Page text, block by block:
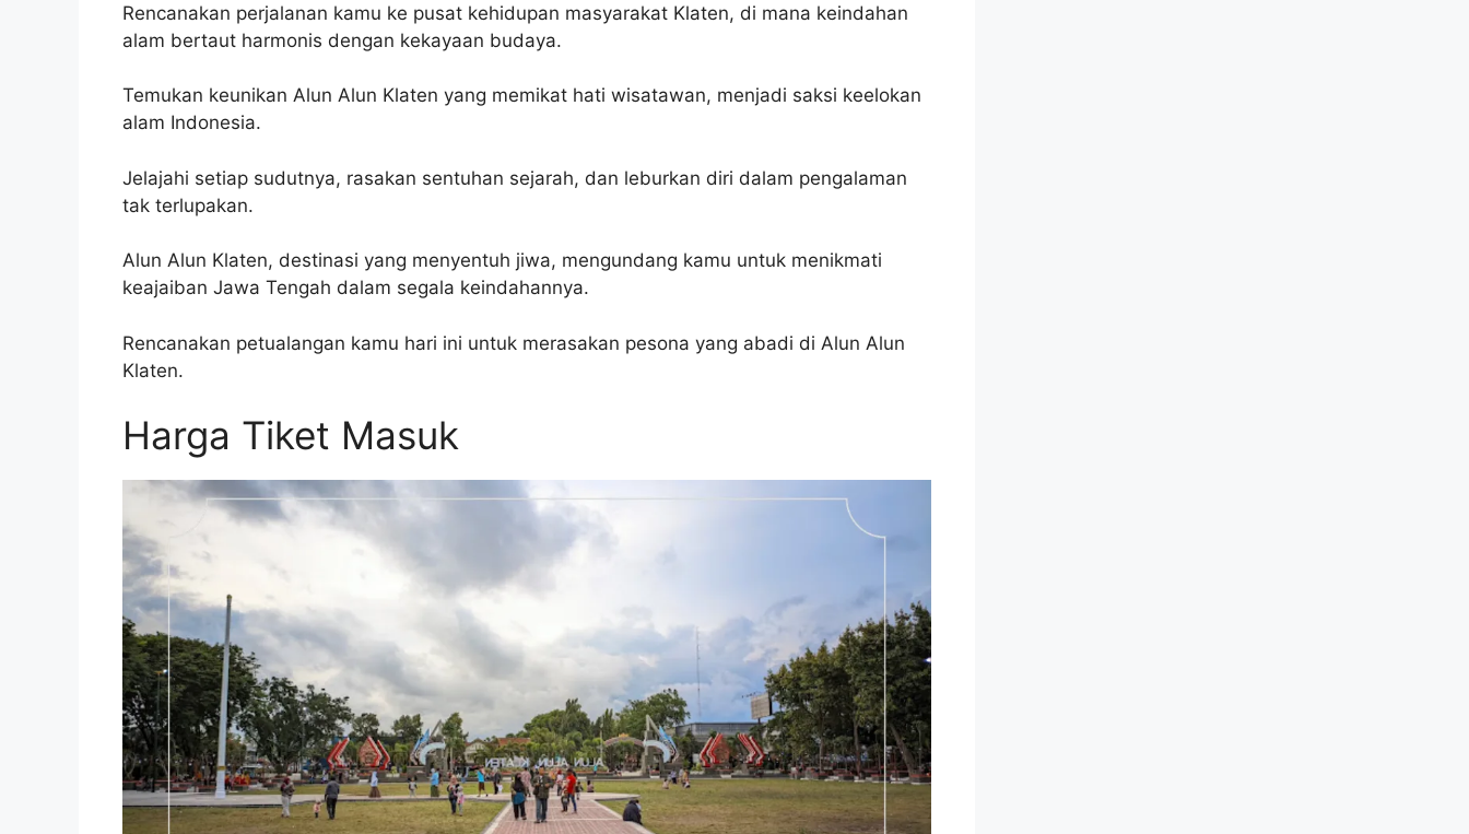
Rencanakan perjalanan kamu ke pusat kehidupan masyarakat Klaten, di mana keindahan
alam bertaut harmonis dengan kekayaan budaya.
Temukan keunikan Alun Alun Klaten yang memikat hati wisatawan, menjadi saksi keelokan
alam Indonesia.
Jelajahi setiap sudutnya, rasakan sentuhan sejarah, dan leburkan diri dalam pengalaman
tak terlupakan.
Alun Alun Klaten, destinasi yang menyentuh jiwa, mengundang kamu untuk menikmati
keajaiban Jawa Tengah dalam segala keindahannya.
Rencanakan petualangan kamu hari ini untuk merasakan pesona yang abadi di Alun Alun
Klaten.
Harga Tiket Masuk